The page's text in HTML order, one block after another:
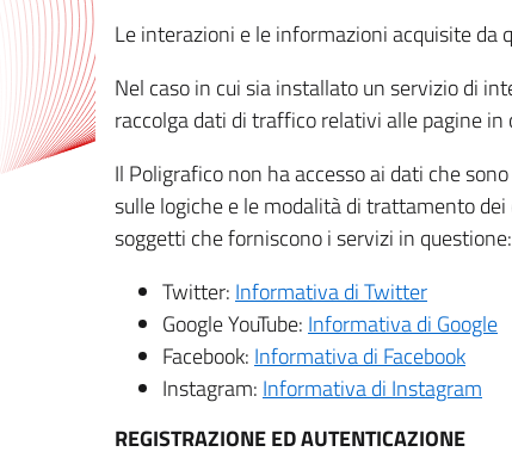
Le interazioni e le informazioni acquisite
Nel caso in cui sia installato un servizio di
raccolga dati di traffico relativi alle pagine in
Il Poligrafico non ha accesso ai dati che
sulle logiche e le modalità di trattamento
soggetti che forniscono i servizi in questione:
Twitter: Informativa di Twitter
Google YouTube: Informativa di Google
Facebook: Informativa di Facebook
Instagram: Informativa di Instagram
REGISTRAZIONE ED AUTENTICAZIONE